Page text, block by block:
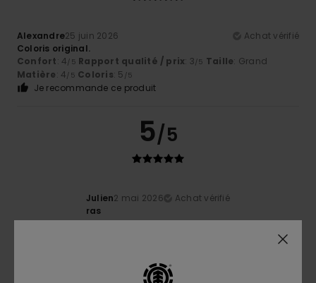
Alexandre25 juin 2026
Achat vérifié
Coloris original.
Confort: 4/5 Rapport qualité / prix: 3/5 Taille: Grand
Matière: 4/5 Coloris: 5 /5
Je recommande ce produit
5/5
Julien2 mai 2026
Achat vérifié
ras
4/5